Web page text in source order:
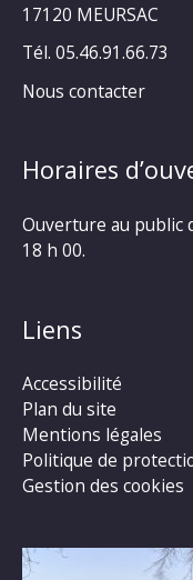
17120 MEURSAC
Tél. 05.46.91.66.73
Nous contacter
Horaires
Ouverture au public
18 h 00.
Liens
Accessibilité
Plan du site
Mentions légales
Politique de
Gestion des cookies